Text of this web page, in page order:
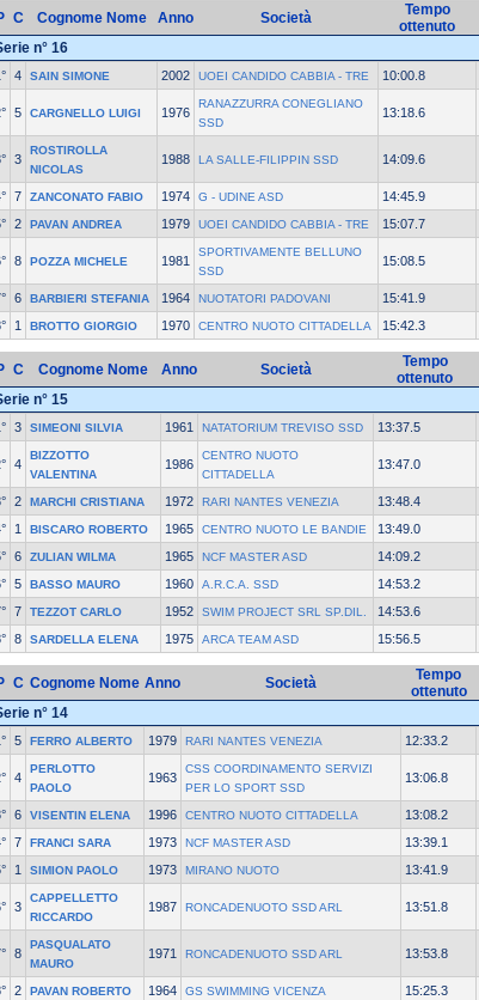
C Cognome Nome Anno Società
Tempo
ottenuto
n° 16
4 SAIN SIMONE 2002 UOEI CANDIDO CABBIA - TRE 10:00.8
5 CARGNELLO LUIGI 1976
RANAZZURRA CONEGLIANO
SSD
13:18.6
3
ROSTIROLLA
NICOLAS
1988 LA SALLE-FILIPPIN SSD 14:09.6
7 ZANCONATO FABIO 1974 G - UDINE ASD 14:45.9
2 PAVAN ANDREA 1979 UOEI CANDIDO CABBIA - TRE 15:07.7
8 POZZA MICHELE 1981
SPORTIVAMENTE BELLUNO
SSD
15:08.5
6 BARBIERI STEFANIA 1964 NUOTATORI PADOVANI 15:41.9
1 BROTTO GIORGIO 1970 CENTRO NUOTO CITTADELLA 15:42.3
C Cognome Nome Anno Società
Tempo
ottenuto
n° 15
3 SIMEONI SILVIA 1961 NATATORIUM TREVISO SSD 13:37.5
4
BIZZOTTO
VALENTINA
1986
CENTRO NUOTO
CITTADELLA
13:47.0
2 MARCHI CRISTIANA 1972 RARI NANTES VENEZIA 13:48.4
1 BISCARO ROBERTO 1965 CENTRO NUOTO LE BANDIE 13:49.0
6 ZULIAN WILMA 1965 NCF MASTER ASD 14:09.2
5 BASSO MAURO 1960 A.R.C.A. SSD 14:53.2
7 TEZZOT CARLO 1952 SWIM PROJECT SRL SP.DIL. 14:53.6
8 SARDELLA ELENA 1975 ARCA TEAM ASD 15:56.5
C Cognome Nome Anno Società
Tempo
ottenuto
n° 14
5 FERRO ALBERTO 1979 RARI NANTES VENEZIA 12:33.2
4
PERLOTTO
PAOLO
1963
CSS COORDINAMENTO SERVIZI
PER LO SPORT SSD
13:06.8
6 VISENTIN ELENA 1996 CENTRO NUOTO CITTADELLA 13:08.2
7 FRANCI SARA 1973 NCF MASTER ASD 13:39.1
1 SIMION PAOLO 1973 MIRANO NUOTO 13:41.9
3
CAPPELLETTO
RICCARDO
1987 RONCADENUOTO SSD ARL 13:51.8
8
PASQUALATO
MAURO
1971 RONCADENUOTO SSD ARL 13:53.8
2 PAVAN ROBERTO 1964 GS SWIMMING VICENZA 15:25.3